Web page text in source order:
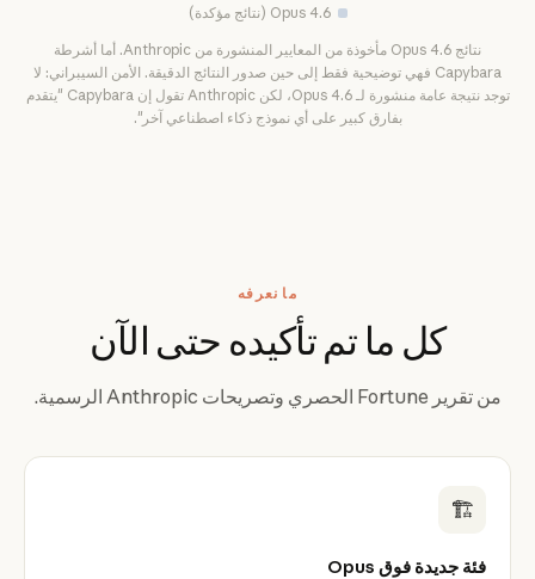
Opus 4.6 (نتائج مؤكدة)
نتائج Opus 4.6 مأخوذة من المعايير المنشورة من Anthropic. أما أشرطة
Capybara فهي توضيحية فقط إلى حين صدور النتائج الدقيقة. الأمن السيبراني: لا
توجد نتيجة عامة منشورة لـ Opus 4.6، لكن Anthropic تقول إن Capybara "يتقدم
بفارق كبير على أي نموذج ذكاء اصطناعي آخر".
ما نعرفه
كل ما تم تأكيده حتى الآن
من تقرير Fortune الحصري وتصريحات Anthropic الرسمية.
🏗️
فئة جديدة فوق Opus